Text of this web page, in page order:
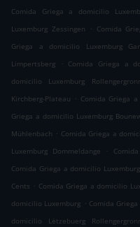
Comida Griega a domicilio
Luxemburg Zessingen
. Comida
Griega a domicilio Luxemburg
Limpertsberg
. Comida Griega a
domicilio Luxemburg
Kirchberg-Plateau . Comida Griega
Griega a domicilio Luxemburg
Mühlenbach . Comida Griega a
Luxemburg Dommeldange
.
Comida Griega a domicilio
Cents . Comida Griega a domicilio
domicilio Luxemburg . Comida
domicilio Lëtzebuerg